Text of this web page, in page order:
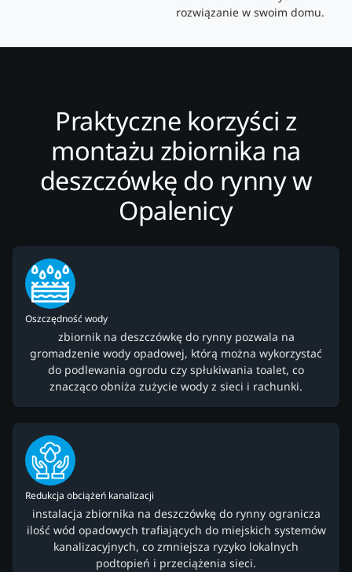
rozwiązanie w swoim domu.
Praktyczne korzyści z
montażu zbiornika na
deszczówkę do rynny w
Opalenicy
Oszczędność wody
zbiornik na deszczówkę do rynny pozwala na
gromadzenie wody opadowej, którą można wykorzystać
do podlewania ogrodu czy spłukiwania toalet, co
znacząco obniża zużycie wody z sieci i rachunki.
Redukcja obciążeń kanalizacji
instalacja zbiornika na deszczówkę do rynny ogranicza
ilość wód opadowych trafiających do miejskich systemów
kanalizacyjnych, co zmniejsza ryzyko lokalnych
podtopień i przeciążenia sieci.